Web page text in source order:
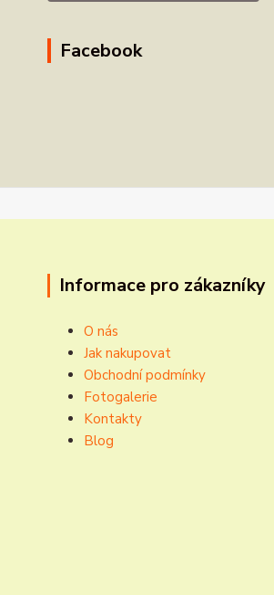
Facebook
Informace pro zákazníky
O nás
Jak nakupovat
Obchodní podmínky
Fotogalerie
Kontakty
Blog